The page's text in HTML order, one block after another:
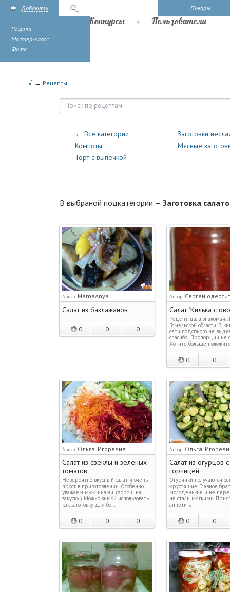
Повары
Добавить
Рецепт
Мастер-класс
Фото
Конкурсы Пользователи
→ Рецепты
Рецепты — Консервация —
← Все категории
Заготовки
Компоты
Мясные
Торт с выпечкой
В выбраной подкатегории — Заготовка
Автор: MamaAnya
Салат из баклажанов
0 0 0
Автор: Сергей одессит
Салат "Килька с
Рецепт дала знакомая
Гомельской области. В
сети подобного не
спасибо! Пропорции не
Хотите больше
0 0
Автор: Ольга_Игоревна
Салат из свеклы и зеленых
томатов
Невероятно вкусный салат и очень
прост в приготовлении. Особенно
уважаем мужчинами. (Хорош на
закуску!) Можно зимой использовать
как заготовку для бо…
0 0 0
Автор:
Салат из огурцов с
горчицей
Огурчики получаются
хрустящие. Главное
молоденькие и не
не стали мягкими.
аппетита!
0 0